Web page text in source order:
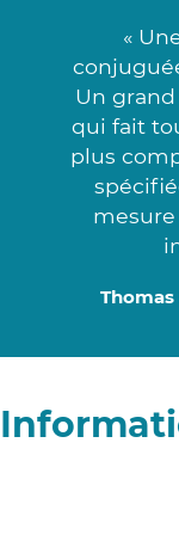
«
Un
qui fait
plus
Thomas